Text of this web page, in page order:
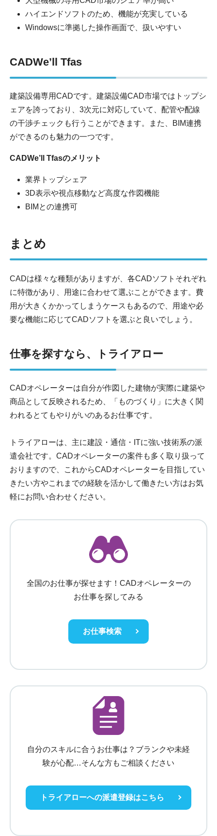
ハイエンドソフトのため、機能が充実している
Windowsに準拠した操作画面で、扱いやすい
CADWe’ll Tfas
建築設備専用CADです。建築設備CAD市場ではトップシ
ェアを誇っており、3次元に対応していて、配管や配線
の干渉チェックも行うことができます。また、BIM連携
ができるのも魅力の一つです。
CADWe’ll Tfasのメリット
業界トップシェア
3D表示や視点移動など高度な作図機能
BIMとの連携可
まとめ
CADは様々な種類がありますが、各CADソフトそれぞれ
に特徴があり、用途に合わせて選ぶことができます。費
用が大きくかかってしまうケースもあるので、用途や必
要な機能に応じてCADソフトを選ぶと良いでしょう。
仕事を探すなら、トライアロー
CADオペレーターは自分が作図した建物が実際に建築や
商品として反映されるため、「ものづくり」に大きく関
われるとてもやりがいのあるお仕事です。
トライアローは、主に建設・通信・ITに強い技術系の派
遣会社です。CADオペレーターの案件も多く取り扱って
おりますので、これからCADオペレーターを目指してい
きたい方やこれまでの経験を活かして働きたい方はお気
軽にお問い合わせください。
全国のお仕事が探せます！CADオペレーターの
お仕事を探してみる
お仕事検索
自分のスキルに合うお仕事は？ブランクや未経
験が心配…そんな方もご相談ください
トライアローへの派遣登録はこちら